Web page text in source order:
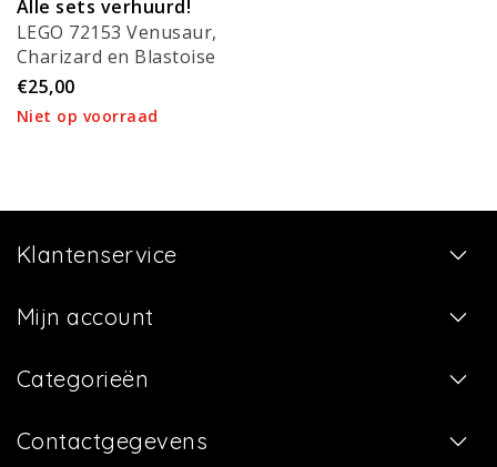
Alle sets verhuurd!
LEGO 72153 Venusaur,
Charizard en Blastoise
€25,00
Niet op voorraad
Klantenservice
Mijn account
Categorieën
Contactgegevens